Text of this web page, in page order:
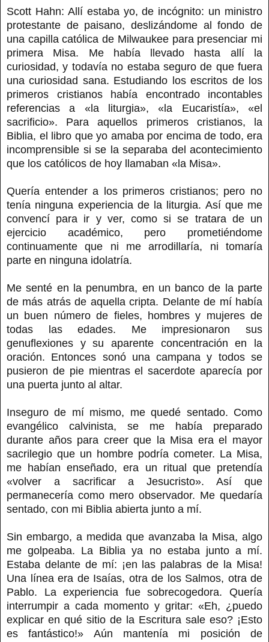
Scott Hahn: Allí estaba yo, de incógnito: un ministro
protestante de paisano, deslizándome al fondo de
una capilla católica de Milwaukee para presenciar mi
primera Misa. Me había llevado hasta allí la
curiosidad, y todavía no estaba seguro de que fuera
una curiosidad sana. Estudiando los escritos de los
primeros cristianos había encontrado incontables
referencias a «la liturgia», «la Eucaristía», «el
sacrificio». Para aquellos primeros cristianos, la
Biblia, el libro que yo amaba por encima de todo, era
incomprensible si se la separaba del acontecimiento
que los católicos de hoy llamaban «la Misa».
Quería entender a los primeros cristianos; pero no
tenía ninguna experiencia de la liturgia. Así que me
convencí para ir y ver, como si se tratara de un
ejercicio académico, pero prometiéndome
continuamente que ni me arrodillaría, ni tomaría
parte en ninguna idolatría.
Me senté en la penumbra, en un banco de la parte
de más atrás de aquella cripta. Delante de mí había
un buen número de fieles, hombres y mujeres de
todas las edades. Me impresionaron sus
genuflexiones y su aparente concentración en la
oración. Entonces sonó una campana y todos se
pusieron de pie mientras el sacerdote aparecía por
una puerta junto al altar.
Inseguro de mí mismo, me quedé sentado. Como
evangélico calvinista, se me había preparado
durante años para creer que la Misa era el mayor
sacrilegio que un hombre podría cometer. La Misa,
me habían enseñado, era un ritual que pretendía
«volver a sacrificar a Jesucristo». Así que
permanecería como mero observador. Me quedaría
sentado, con mi Biblia abierta junto a mí.
Sin embargo, a medida que avanzaba la Misa, algo
me golpeaba. La Biblia ya no estaba junto a mí.
Estaba delante de mí: ¡en las palabras de la Misa!
Una línea era de Isaías, otra de los Salmos, otra de
Pablo. La experiencia fue sobrecogedora. Quería
interrumpir a cada momento y gritar: «Eh, ¿puedo
explicar en qué sitio de la Escritura sale eso? ¡Esto
es fantástico!» Aún mantenía mi posición de